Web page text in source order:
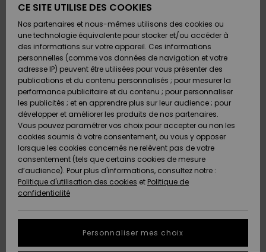
Chaussures
& Tongs
Surf
Snow
Nouveautés
A
Découvrir
Chaussures
& Tongs
Surf
Snow
Nouveautés
A
Découvrir
FEMME
A
Découvrir
Snow
SURF
Surf
Shop
Enfant
Highlights
Communauté
SNOW
Snow
Shop
Enfant
Snow
Shop
Femme
A
Découvrir
Communauté
OUTLET
Enfant
Outlet
Femme
AIDE &
CONTACT
Retours
Paiement
Carte
Cadeau
Quiksilver
Freedom
Protection
des
tailles
MAGASINS
QUIKSILVER
CE SITE UTILISE DES COOKIES
Nos partenaires et nous-mêmes utilisons des cookies ou
une technologie équivalente pour stocker et/ou accéder à
des informations sur votre appareil. Ces informations
personnelles (comme vos données de navigation et votre
adresse IP) peuvent être utilisées pour vous présenter des
publications et du contenu personnalisés ; pour mesurer la
performance publicitaire et du contenu ; pour personnaliser
les publicités ; et en apprendre plus sur leur audience ; pour
développer et améliorer les produits de nos partenaires.
Vous pouvez paramétrer vos choix pour accepter ou non les
cookies soumis à votre consentement, ou vous y opposer
lorsque les cookies concernés ne relèvent pas de votre
consentement (tels que certains cookies de mesure
d’audience). Pour plus d'informations, consultez notre :
Politique d'utilisation des cookies et Politique de
confidentialité
Personnaliser mes choix